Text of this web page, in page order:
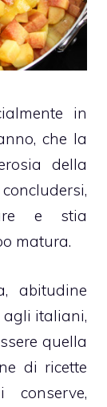
in
che la
della
e stia
matura.
abitudine
agli italiani,
quella
di ricette
conserve,